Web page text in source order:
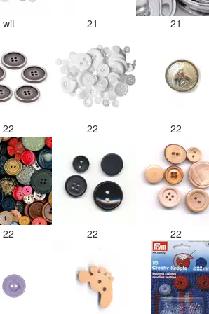
wit 21 21
22 22 22
22 22 22